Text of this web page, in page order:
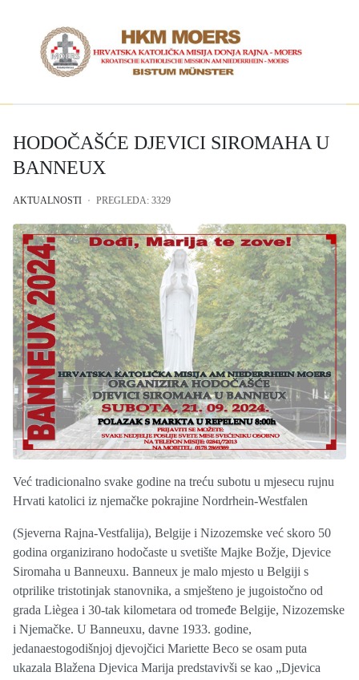
HODOČAŠĆE DJEVICI SIROMAHA U
BANNEUX
AKTUALNOSTI PREGLEDA: 3329
Već tradicionalno svake godine na treću subotu u mjesecu rujnu
Hrvati katolici iz njemačke pokrajine Nordrhein-Westfalen
(Sjeverna Rajna-Vestfalija), Belgije i Nizozemske već skoro 50
godina organizirano hodočaste u svetište Majke Božje, Djevice
Siromaha u Banneuxu. Banneux je malo mjesto u Belgiji s
otprilike tristotinjak stanovnika, a smješteno je jugoistočno od
grada Liègea i 30-tak kilometara od tromeđe Belgije, Nizozemske
i Njemačke. U Banneuxu, davne 1933. godine,
jedanaestogodišnjoj djevojčici Mariette Beco se osam puta
ukazala Blažena Djevica Marija predstavivši se kao „Djevica